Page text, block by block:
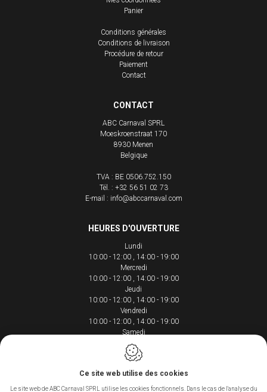
Panier
Conditions générales
Conditions de livraison
Procédure de retour
Paiement
Contact
CONTACT
ABC Carnaval SPRL
Moeskroenstraat 170
8930 Menen
Belgique
TVA : BE 0506.752.150
Tél. : +32 56 51 02 73
E-mail : info@abccarnaval.com
HEURES D'OUVERTURE
Lundi
10:00 - 12:00
14:00 - 19:00
Mercredi
10:00 - 12:00
14:00 - 19:00
Jeudi
10:00 - 12:00
14:00 - 19:00
Vendredi
10:00 - 12:00
14:00 - 19:00
Samedi
10:00 - 12:00
14:00 - 18:00
Ce site web utilise des cookies
Le site web de ABC Carnaval SPRL utilise les cookies fonctionnels. Dans le cas de l'analyse du